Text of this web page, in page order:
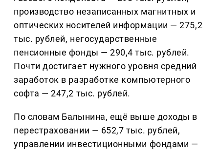
производство незаписанных магнитных и
оптических носителей информации — 275,2
тыс. рублей, негосударственные
пенсионные фонды — 290,4 тыс. рублей.
Почти достигает нужного уровня средний
заработок в разработке компьютерного
софта — 247,2 тыс. рублей.
По словам Балынина, ещё выше доходы в
перестраховании — 652,7 тыс. рублей,
управлении инвестиционными фондами —